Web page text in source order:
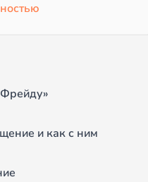
Фрейду»
и как с ним